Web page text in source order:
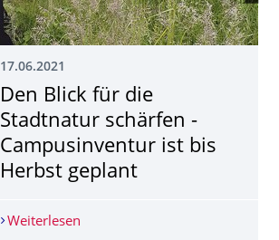
17.06.2021
Den Blick für die
Stadtnatur schärfen -
Campusinventur ist bis
Herbst geplant
Weiterlesen Den Blick für die Stadtnatur